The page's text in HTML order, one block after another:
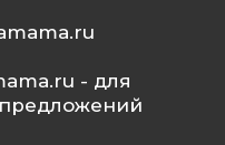
- для